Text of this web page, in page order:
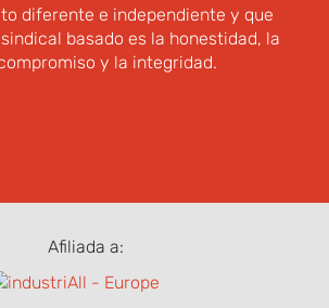
diferente e independiente y que
basado es la honestidad, la
y la integridad.
Afiliada a: